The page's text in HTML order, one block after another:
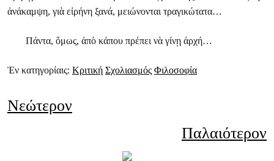
ἀνάκαμψη, γιὰ εἰρήνη ξανά, μειώνονται τραγικώτατα…
Πάντα, ὅμως, ἀπὸ κάπου πρέπει νὰ γίνῃ ἀρχή…
Ἐν κατηγορίαις: Κριτική Σχολιασμός Φιλοσοφία
Νεώτερον
Παλαιότερον